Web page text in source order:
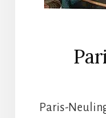
Paris-